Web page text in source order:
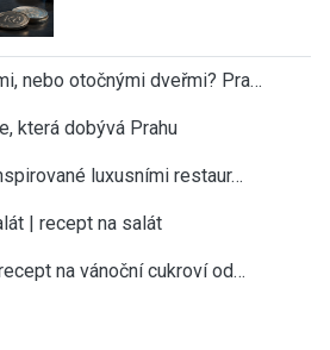
nebo otočnými dveřmi? Pra…
která dobývá Prahu
luxusními restaur…
| recept na salát
na vánoční cukroví od…